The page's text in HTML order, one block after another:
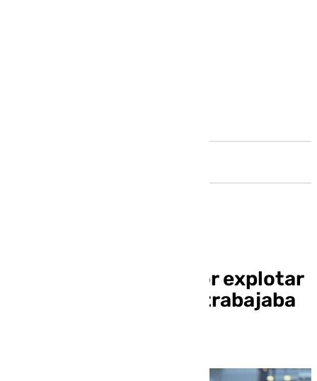
Detenido un varón por explotar
a un inmigrante que trabajaba